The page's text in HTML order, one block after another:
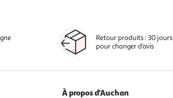
Retour produits : 30 jours
pour changer d’avis
À propos d'Auchan